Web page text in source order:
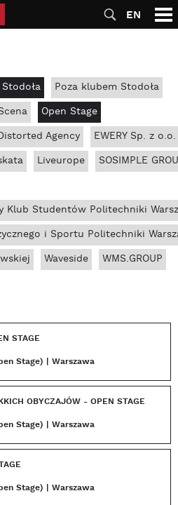
EN
Poza klubem Stodoła
Open Stage
Agency
EWERY Sp. z o.o.
Liveurope
SOSIMPLE
Klub Studentów Politechniki
i Sportu Politechniki
Waveside
WMS.GROUP
STAGE
Stage) | Warszawa
OBYCZAJÓW - OPEN STAGE
Stage) | Warszawa
Stage) | Warszawa